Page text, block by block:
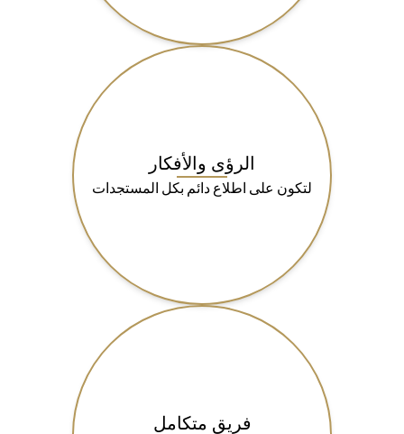
الرؤى والأفكار
لتكون على اطلاع دائم بكل المستجدات
فريق متكامل